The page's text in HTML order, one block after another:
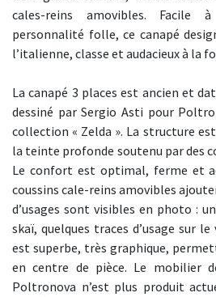
cales-reins amovibles. Facile
personnalité folle, ce canapé
l’italienne, classe et audacieux à la
La canapé 3 places est ancien et
dessiné par Sergio Asti pour
collection « Zelda ». La structure
la teinte profonde soutenu par des
Le confort est optimal, ferme et
coussins cale-reins amovibles
d’usages sont visibles en photo :
skaï, quelques traces d’usage sur
est superbe, très graphique,
en centre de pièce. Le mobilier
Poltronova n’est plus produit